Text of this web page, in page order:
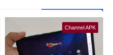
Channel APK